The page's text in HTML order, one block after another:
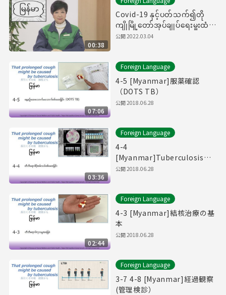
00:38
Covid-19 နှင့်ပတ်သက်၍တို
ကျိုမြို့တော်အုပ်ချုပ်ရေးမှူးထံမှ
အမှာစကား（新型コロナウイル
公開2022.03.04
07:06
Foreign Language
4-5 [Myanmar]服薬確認
（DOTS TB）
公開2018.06.28
03:36
Foreign Language
4-4
[Myanmar]Tuberculosis
Germ Examination.
公開2018.06.28
02:44
Foreign Language
4-3 [Myanmar]結核治療の基
本
公開2018.06.28
Foreign Language
3-7 4-8 [Myanmar]経過観察
(管理検診）